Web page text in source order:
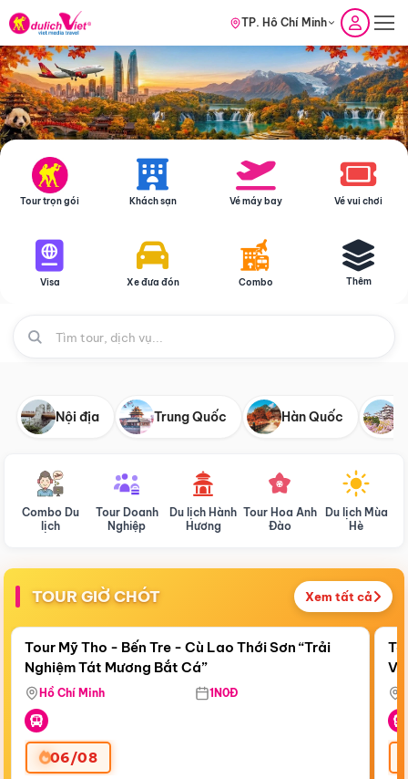
TP. Hồ Chí Minh
Tour trọn gói Khách sạn Vé máy bay Vé vui chơi
Visa Xe đưa đón Combo Thêm
Nội địa Trung Quốc Hàn Quốc
Combo Du
lịch
Tour Doanh
Nghiệp
Du lịch Hành
Hương
Tour Hoa Anh
Đào
Du lịch Mùa
Hè
TOUR GIỜ CHÓT Xem tất cả
Còn23:00:48
Điểm nổi bật
Tour Mỹ Tho - Bến Tre - Cù Lao Thới Sơn “Trải
Nghiệm Tát Mương Bắt Cá”
Hồ Chí Minh 1N0Đ
06/08